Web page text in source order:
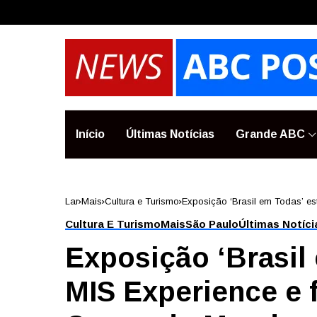
Início Últimas Notícias Grande ABC
Lar Mais Cultura e Turismo Exposição ‘Brasil em Todas’
Cultura E TurismoMaisSão PauloÚltimas
Exposição ‘Brasil
MIS Experience e